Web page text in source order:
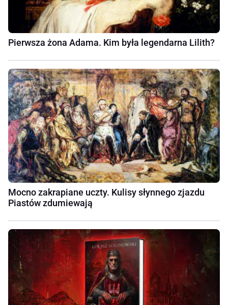
Pierwsza żona Adama. Kim była legendarna Lilith?
Mocno zakrapiane uczty. Kulisy słynnego zjazdu
Piastów zdumiewają